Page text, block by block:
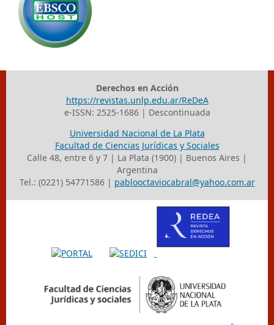
Derechos en Acción
https://revistas.unlp.edu.ar/ReDeA
e-ISSN: 2525-1686 | Descontinuada
Universidad Nacional de La Plata
Facultad de Ciencias Jurídicas y Sociales
Calle 48, entre 6 y 7 | La Plata (1900) | Buenos Aires |
Argentina
Tel.: (0221) 54771586 | pablooctaviocabral@yahoo.com.ar